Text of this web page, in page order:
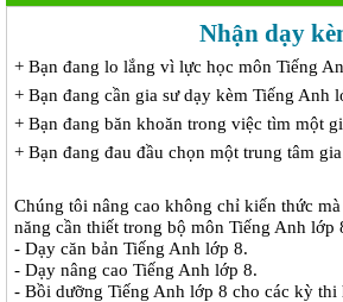
Nhận dạy
+ Bạn đang lo lắng vì lực học môn Tiếng
+ Bạn đang cần gia sư dạy kèm Tiếng Anh
+ Bạn đang băn khoăn trong việc tìm một
+ Bạn đang đau đầu chọn một trung tâm
Chúng tôi nâng cao không chỉ kiến thức
năng cần thiết trong bộ môn Tiếng Anh lớp
- Dạy căn bản Tiếng Anh lớp 8.
- Dạy nâng cao Tiếng Anh lớp 8.
- Bồi dưỡng Tiếng Anh lớp 8 cho các kỳ thi